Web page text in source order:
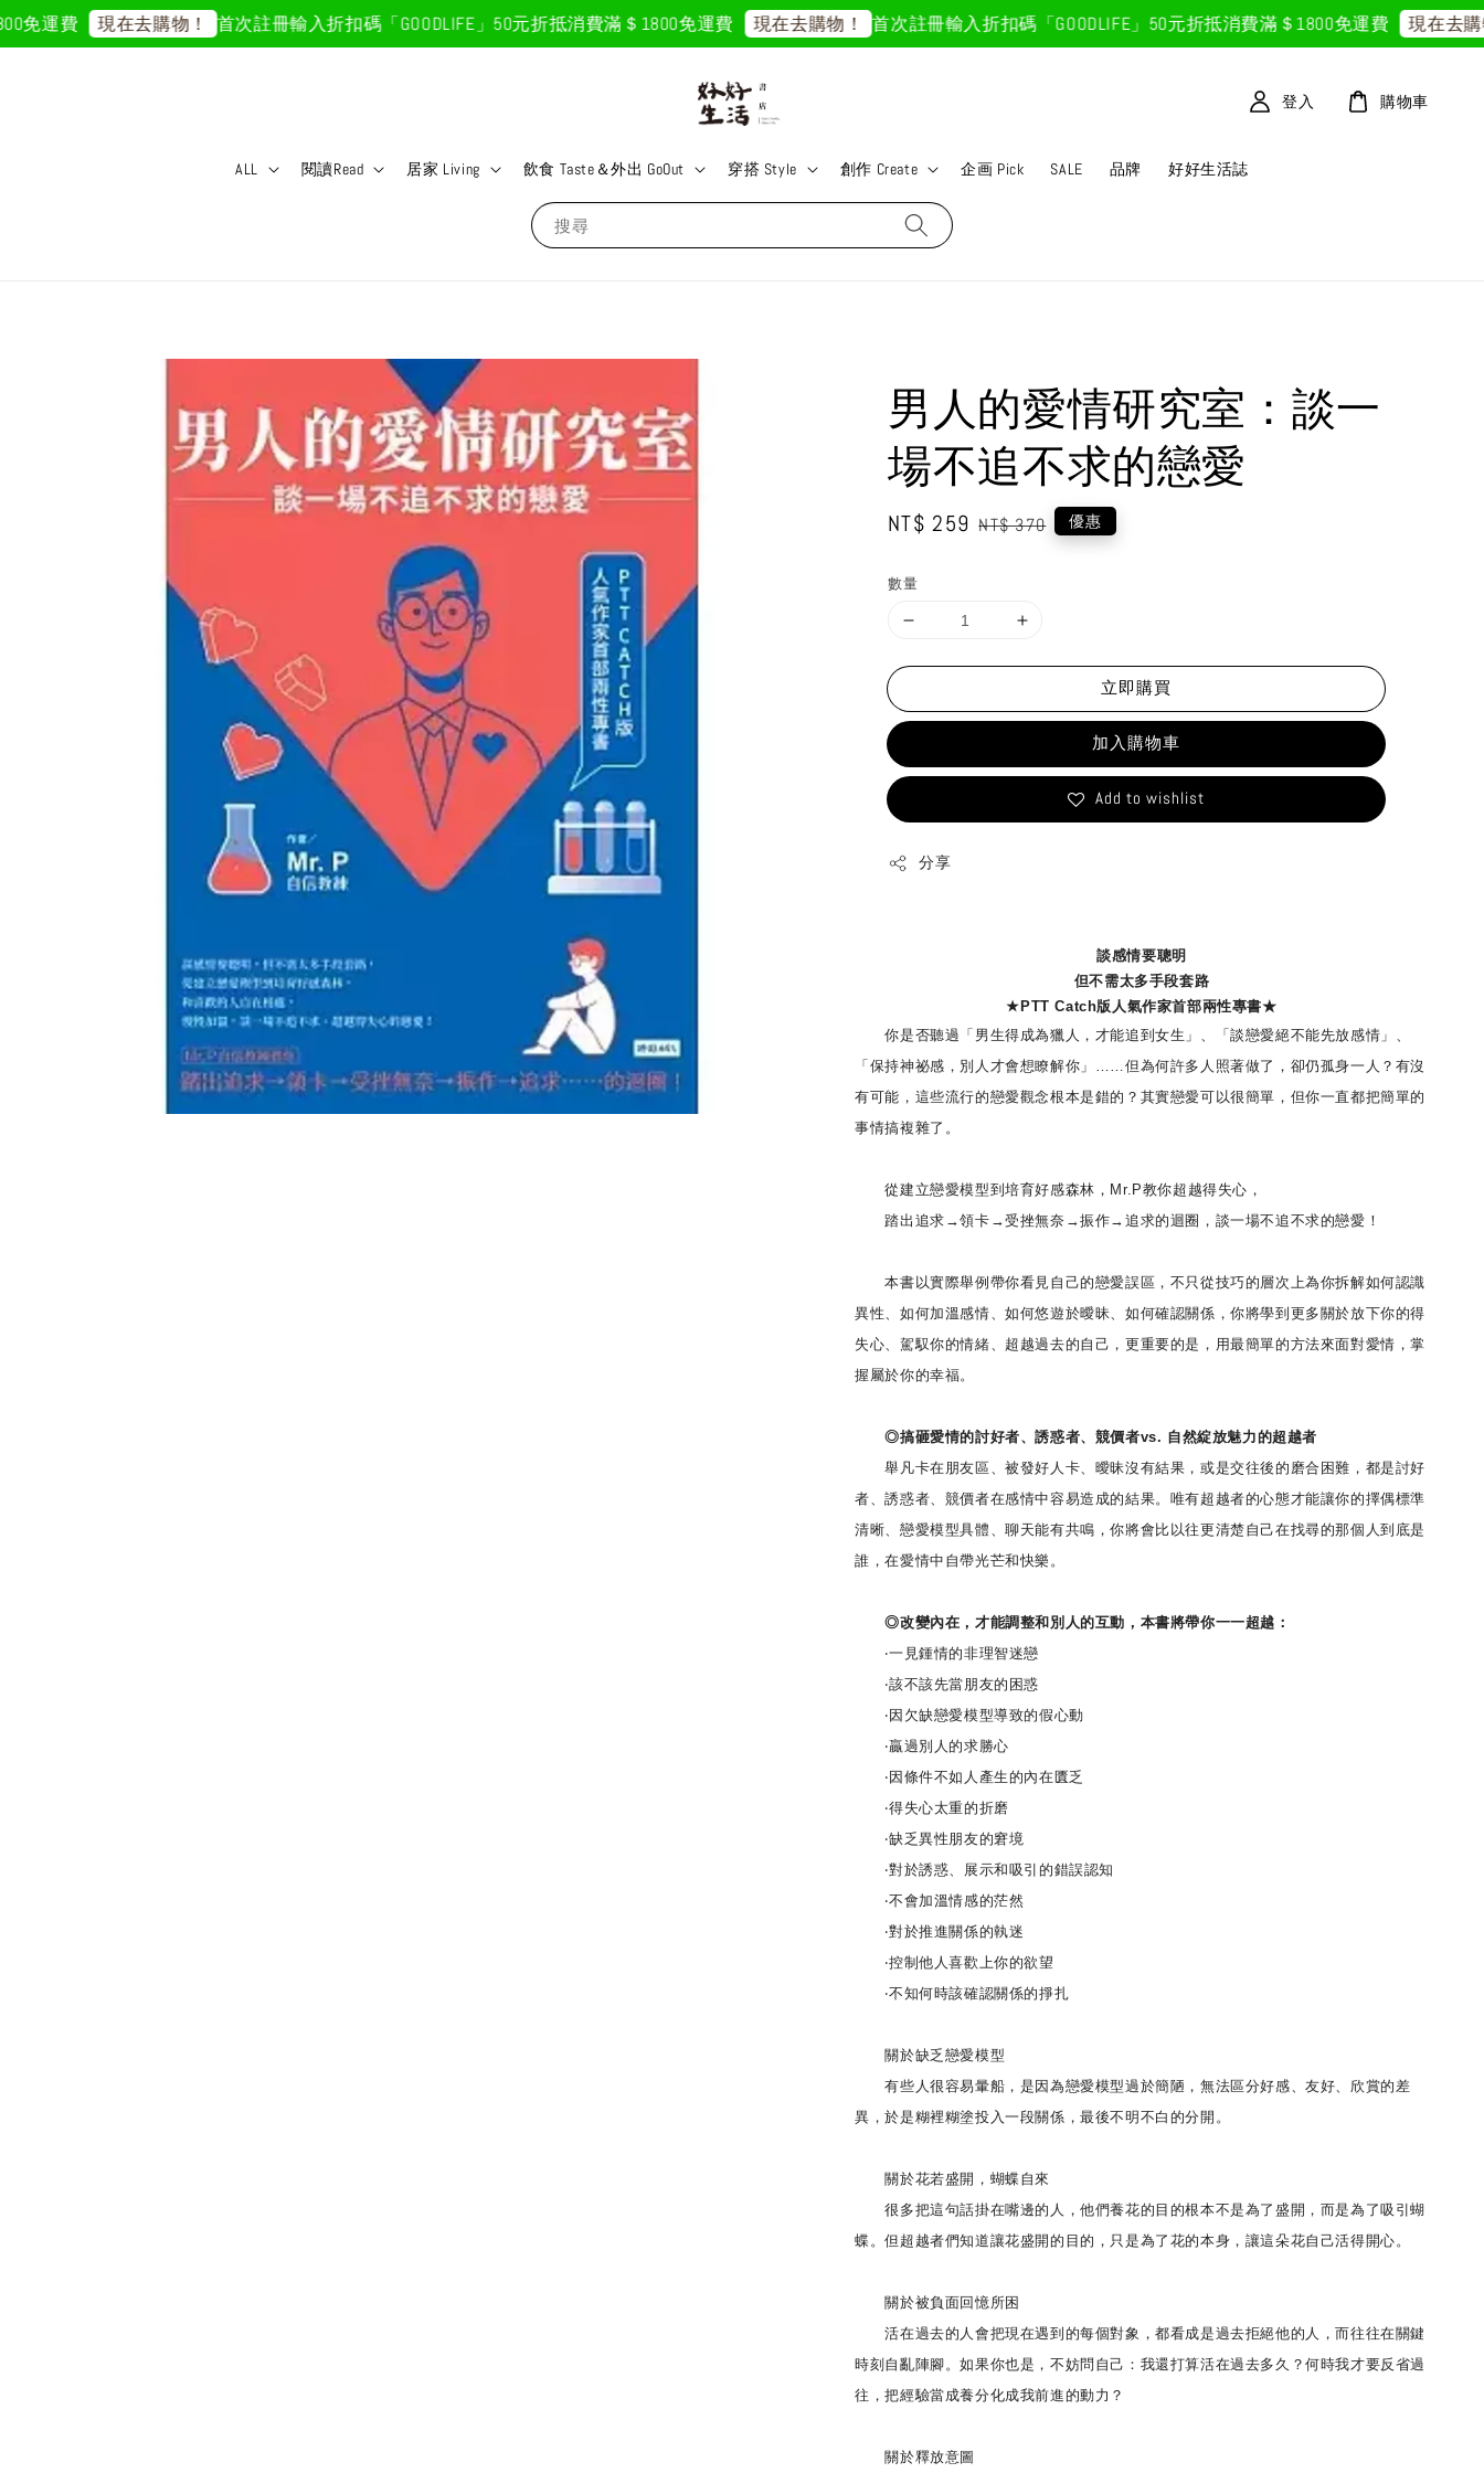
運費 現在去購物！ 首次註冊輸入折扣碼「GOODLIFE」50元折抵消費滿＄1800免運費 現在去購物！ 首次註冊輸入折扣碼「GOODLIFE」50元折抵消費滿＄1800免運費 現在去購物！
搜尋
ALL 閱讀Read 居家 Living 飲食 Taste＆外出 GoOut 穿搭 Style 創作 Create 企画 Pick SALE 品牌 好好生活誌
登入 購物車
男人的愛情研究室：談一
場不追不求的戀愛
Sale
NT$ 259 Regular
NT$ 370 優惠
數量
立即購買
加入購物車
Add to wishlist
分享
談感情要聰明
但不需太多手段套路
★PTT Catch版人氣作家首部兩性專書★
你是否聽過「男生得成為獵人，才能追到女生」、「談戀愛絕不能先放感情」、
「保持神祕感，別人才會想瞭解你」……但為何許多人照著做了，卻仍孤身一人？有沒
有可能，這些流行的戀愛觀念根本是錯的？其實戀愛可以很簡單，但你一直都把簡單的
事情搞複雜了。
從建立戀愛模型到培育好感森林，Mr.P教你超越得失心，
踏出追求→領卡→受挫無奈→振作→追求的迴圈，談一場不追不求的戀愛！
本書以實際舉例帶你看見自己的戀愛誤區，不只從技巧的層次上為你拆解如何認識
異性、如何加溫感情、如何悠遊於曖昧、如何確認關係，你將學到更多關於放下你的得
失心、駕馭你的情緒、超越過去的自己，更重要的是，用最簡單的方法來面對愛情，掌
握屬於你的幸福。
◎搞砸愛情的討好者、誘惑者、競價者vs. 自然綻放魅力的超越者
舉凡卡在朋友區、被發好人卡、曖昧沒有結果，或是交往後的磨合困難，都是討好
者、誘惑者、競價者在感情中容易造成的結果。唯有超越者的心態才能讓你的擇偶標準
清晰、戀愛模型具體、聊天能有共鳴，你將會比以往更清楚自己在找尋的那個人到底是
誰，在愛情中自帶光芒和快樂。
◎改變內在，才能調整和別人的互動，本書將帶你一一超越：
‧一見鍾情的非理智迷戀
‧該不該先當朋友的困惑
‧因欠缺戀愛模型導致的假心動
‧贏過別人的求勝心
‧因條件不如人產生的內在匱乏
‧得失心太重的折磨
‧缺乏異性朋友的窘境
‧對於誘惑、展示和吸引的錯誤認知
‧不會加溫情感的茫然
‧對於推進關係的執迷
‧控制他人喜歡上你的欲望
‧不知何時該確認關係的掙扎
關於缺乏戀愛模型
有些人很容易暈船，是因為戀愛模型過於簡陋，無法區分好感、友好、欣賞的差
異，於是糊裡糊塗投入一段關係，最後不明不白的分開。
關於花若盛開，蝴蝶自來
很多把這句話掛在嘴邊的人，他們養花的目的根本不是為了盛開，而是為了吸引蝴
蝶。但超越者們知道讓花盛開的目的，只是為了花的本身，讓這朵花自己活得開心。
關於被負面回憶所困
活在過去的人會把現在遇到的每個對象，都看成是過去拒絕他的人，而往往在關鍵
時刻自亂陣腳。如果你也是，不妨問自己：我還打算活在過去多久？何時我才要反省過
往，把經驗當成養分化成我前進的動力？
關於釋放意圖